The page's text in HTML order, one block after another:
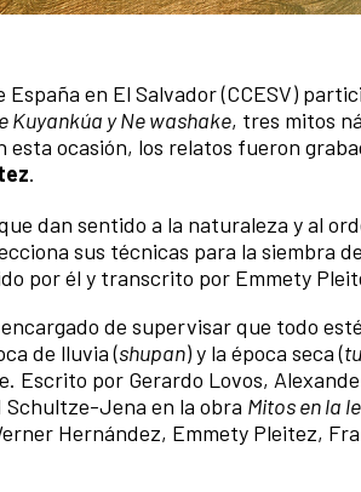
en El Salvador (CCESV)
Kuyankúa y Ne washake, tres mitos
ocasión, los relatos fueron
.
dan sentido a la naturaleza y al
sus técnicas para la siembra
por él y transcrito por Emmety
de supervisar que todo
de lluvia (shupan) y la época seca (
Escrito por Gerardo Lovos,
Jena en la obra Mitos en la
Hernández, Emmety Pleitez,